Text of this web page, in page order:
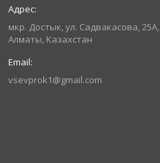
мкр. Достык, ул. Садвакасова, 25А,
Алматы, Казахстан
vsevprok1@gmail.com